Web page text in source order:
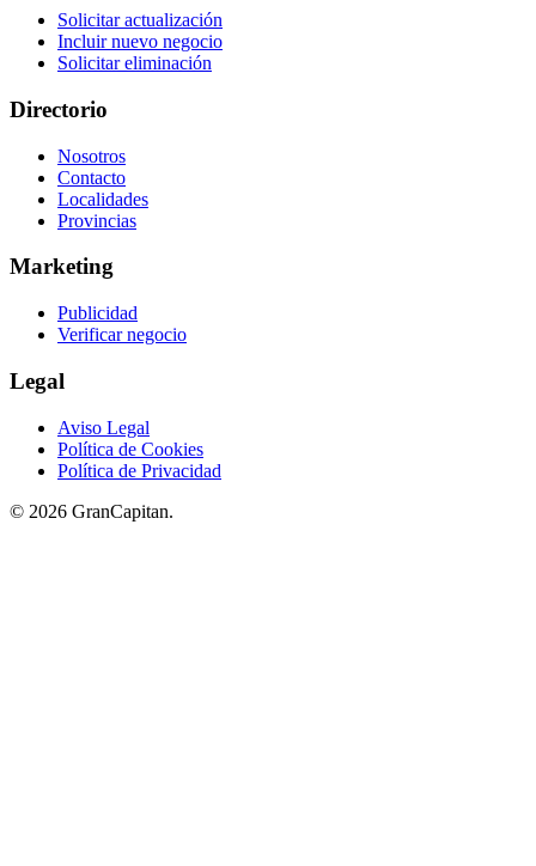
Solicitar actualización
Incluir nuevo negocio
Solicitar eliminación
Directorio
Nosotros
Contacto
Localidades
Provincias
Marketing
Publicidad
Verificar negocio
Legal
Aviso Legal
Política de Cookies
Política de Privacidad
© 2026 GranCapitan.